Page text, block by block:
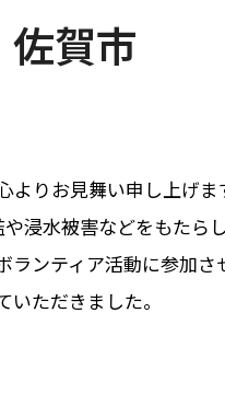
賀市
りお見舞い申し上げま
浸水被害などをもたらし
ンティア活動に参加さ
ただきました。